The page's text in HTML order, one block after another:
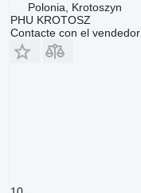
Polonia, Krotoszyn
PHU KROTOSZ
Contacte con el vendedor